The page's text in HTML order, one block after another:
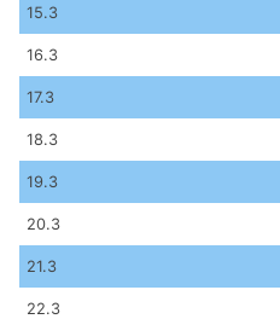
15.3
16.3
17.3
18.3
19.3
20.3
21.3
22.3